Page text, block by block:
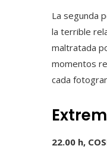
La segunda
la terrible
maltratada
momentos
cada
22.00 h,